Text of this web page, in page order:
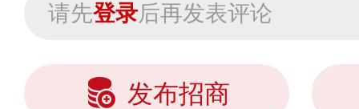
请先登录后再发表评论
发布招商